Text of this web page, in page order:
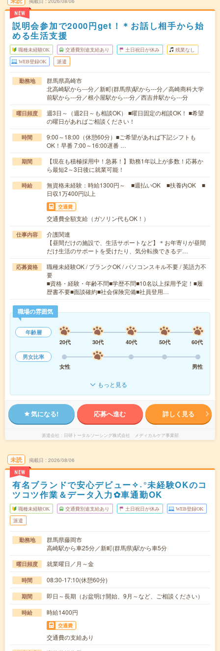
NEW
説明会参加で2000円get！＊お話し相手から始
める生活支援
職種未経験OK 交通費別途支給あり 土日祝日が休み 残業なし
WEB登録OK 派遣
勤務地
群馬県高崎市
北高崎駅から---分／新町(群馬県)駅から---分／高崎商科大学
前駅から---分／根小屋駅から---分／西吉井駅から---分
曜日頻度
週3日～（週2日～も相談OK） ■曜日固定の相談OK！ ■希望
の曜日があればご相談ください！
時間
9:00～18:00（休憩60分）■ご希望があれば下記シフトも
OK！早番 7:00～16:00遅番 …
期間
【現在も積極採用中！急募！】勤務1年以上が多数！応募か
ら最短2～3日後に就業可能！
時給
無資格未経験：時給1300円～ ■週払いOK ■扶養内OK ■
日収1万400円以上
交通費
交通費全額支給（ガソリン代もOK！）
仕事内容
介護関連
【昼間だけの施設で、生活サポートなど】＊お年寄りが昼間
だけ生活のサポートを受けたり、気分転換できるデ…
応募資格
職種未経験OK / ブランクOK / パソコンスキル不要 / 英語力不
要
■資格・経験・年齢不問■学歴不問■10名以上採用予定！■履
歴書不要■面談確約■社会保険完備■社員登用…
職場の雰囲気
年齢層
20代
30代 40代 50代
60代
男女比率
女性
男性
もっと見る
気になる! 応募へ進む 詳しく見る
派遣会社 日研トータルソーシング株式会社 メディカルケア事業部
未読
NEW
掲載日 2026/08/06
有名ブランドで安心デビュー✧˖°未経験OKのコ
ツコツ作業＆データ入力✿車通勤OK
職種未経験OK 交通費別途支給あり 土日祝日が休み WEB登録OK
派遣
勤務地
群馬県藤岡市
高崎駅から車25分／新町(群馬県)駅から車5分
曜日頻度 就業曜日／月～金
時間 08:30-17:10(休憩60分)
期間 即日～長期（お盆明け開始、9月～など、ご相談ください）
時給 時給1400円
交通費
交通費の支給あり